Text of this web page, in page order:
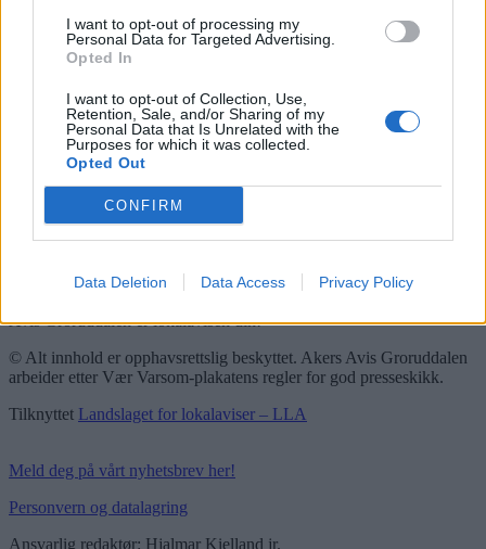
I want to opt-out of processing my
Personal Data for Targeted Advertising.
Opted In
I want to opt-out of Collection, Use,
Retention, Sale, and/or Sharing of my
Personal Data that Is Unrelated with the
Purposes for which it was collected.
Opted Out
CONFIRM
Data Deletion Data Access Privacy Policy
Åpningstider
Sentralbord mandag-fredag 08.30-16.30
22 91 88 20
Hjalmar Kielland jr.
Redaktør
Send e-post
22918830
Pressens faglige utvalg
Vær Varsom-plakaten
Avis Groruddalen er lokalavisen din!
© Alt innhold er opphavsrettslig beskyttet. Akers Avis Groruddalen
arbeider etter Vær Varsom-plakatens regler for god presseskikk.
Tilknyttet Landslaget for lokalaviser – LLA
Meld deg på vårt nyhetsbrev her!
Personvern og datalagring
Ansvarlig redaktør: Hjalmar Kielland jr.